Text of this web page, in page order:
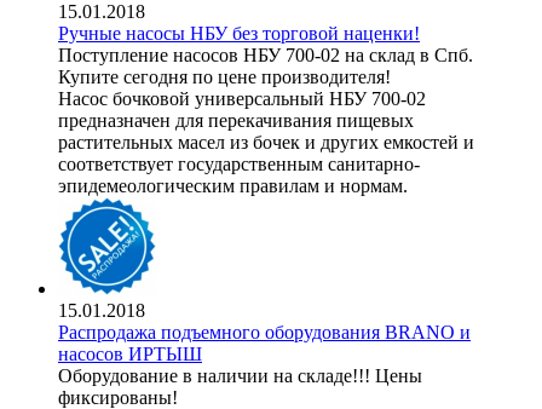
15.01.2018
Ручные насосы НБУ без торговой наценки!
Поступление насосов НБУ 700-02 на склад в Спб.
Купите сегодня по цене производителя!
Насос бочковой универсальный НБУ 700-02
предназначен для перекачивания пищевых
растительных масел из бочек и других емкостей и
соответствует государственным санитарно-
эпидемеологическим правилам и нормам.
15.01.2018
Распродажа подъемного оборудования BRANO и
насосов ИРТЫШ
Оборудование в наличии на складе!!! Цены
фиксированы!